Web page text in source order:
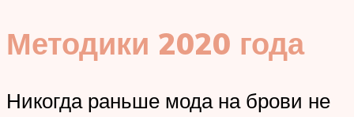
Методики 2020 года
Никогда раньше мода на брови не